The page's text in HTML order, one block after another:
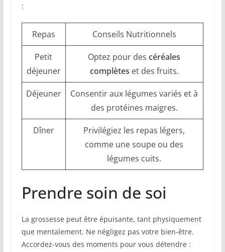
:
Repas Conseils Nutritionnels
Petit
déjeuner
Optez pour descéréales
complètes et des fruits.
Déjeuner
Consentir aux légumes variés et à
des protéines maigres.
Dîner
Privilégiez les repas légers,
comme une soupe ou des
légumes cuits.
Prendre soin de soi
La grossesse peut être épuisante, tant physiquement
que mentalement. Ne négligez pas votre bien-être.
Accordez-vous des moments pour vous détendre :